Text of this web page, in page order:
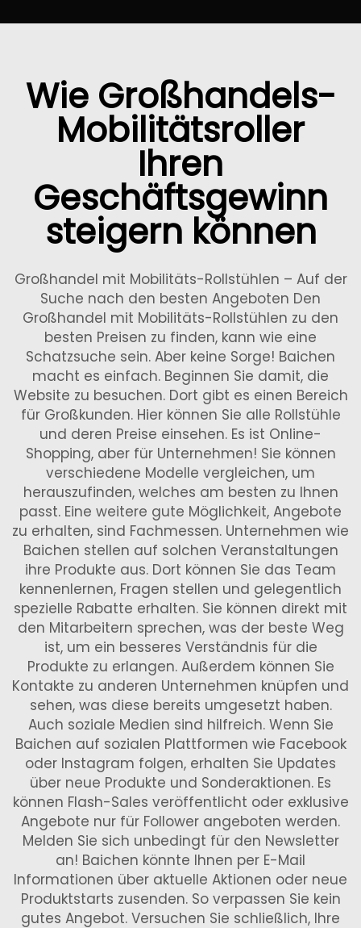
Wie Großhandels-
Mobilitätsroller
Ihren
Geschäftsgewinn
steigern können
Großhandel mit Mobilitäts-Rollstühlen – Auf der
Suche nach den besten Angeboten Den
Großhandel mit Mobilitäts-Rollstühlen zu den
besten Preisen zu finden, kann wie eine
Schatzsuche sein. Aber keine Sorge! Baichen
macht es einfach. Beginnen Sie damit, die
Website zu besuchen. Dort gibt es einen Bereich
für Großkunden. Hier können Sie alle Rollstühle
und deren Preise einsehen. Es ist Online-
Shopping, aber für Unternehmen! Sie können
verschiedene Modelle vergleichen, um
herauszufinden, welches am besten zu Ihnen
passt. Eine weitere gute Möglichkeit, Angebote
zu erhalten, sind Fachmessen. Unternehmen wie
Baichen stellen auf solchen Veranstaltungen
ihre Produkte aus. Dort können Sie das Team
kennenlernen, Fragen stellen und gelegentlich
spezielle Rabatte erhalten. Sie können direkt mit
den Mitarbeitern sprechen, was der beste Weg
ist, um ein besseres Verständnis für die
Produkte zu erlangen. Außerdem können Sie
Kontakte zu anderen Unternehmen knüpfen und
sehen, was diese bereits umgesetzt haben.
Auch soziale Medien sind hilfreich. Wenn Sie
Baichen auf sozialen Plattformen wie Facebook
oder Instagram folgen, erhalten Sie Updates
über neue Produkte und Sonderaktionen. Es
können Flash-Sales veröffentlicht oder exklusive
Angebote nur für Follower angeboten werden.
Melden Sie sich unbedingt für den Newsletter
an! Baichen könnte Ihnen per E-Mail
Informationen über aktuelle Aktionen oder neue
Produktstarts zusenden. So verpassen Sie kein
gutes Angebot. Versuchen Sie schließlich, Ihre